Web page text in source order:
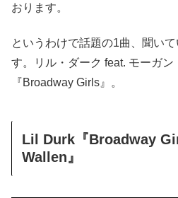
おります。
というわけで話題の1曲、聞い
す。リル・ダーク feat. モーガン
『Broadway Girls』。
Lil Durk『Broadway
Wallen』